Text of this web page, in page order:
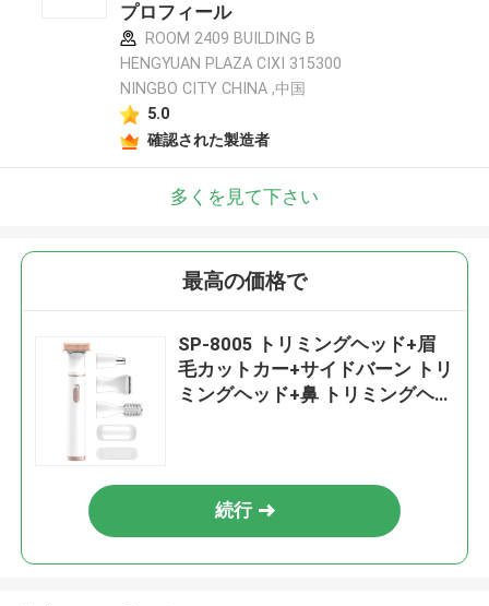
プロフィール
ROOM 2409 BUILDING B
HENGYUAN PLAZA CIXI 315300
NINGBO CITY CHINA ,中国
5.0
確認された製造者
多くを見て下さい
最高の価格で
SP-8005 トリミングヘッド+眉
毛カットカー+サイドバーン トリ
ミングヘッド+鼻 トリミングヘッ
続行